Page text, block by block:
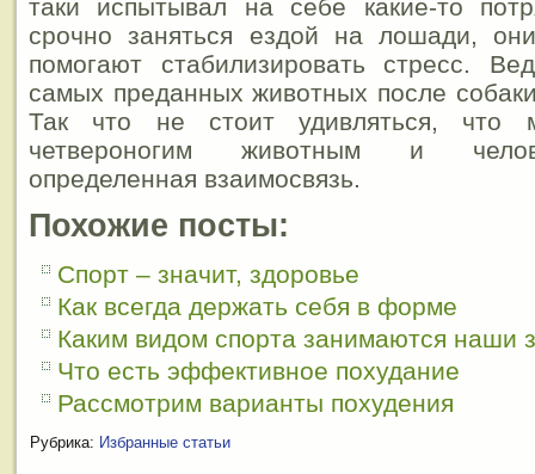
таки испытывал на себе какие-то
срочно заняться ездой на лошади,
помогают стабилизировать стресс.
самых преданных животных после
Так что не стоит удивляться, что
четвероногим животным и
определенная взаимосвязь.
Похожие посты:
Спорт – значит, здоровье
Как всегда держать себя в форме
Каким видом спорта занимаются наши
Что есть эффективное похудание
Рассмотрим варианты похудения
Рубрика: Избранные статьи